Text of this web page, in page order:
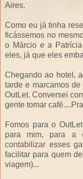
Aires.
Como eu já tinha
ficássemos no
o Márcio e a
eles, já que eles
Chegando ao hotel,
tarde e marcamos
OutLet. Conversei
gente tomar
Fomos para o
para mim, para a
contabilizar esses
facilitar para quem
viagem)...